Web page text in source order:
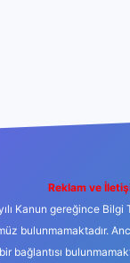
Reklam ve
Kanun gereğince
bulunmamaktadır.
bağlantısı